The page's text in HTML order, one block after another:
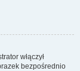
włączył
bezpośrednio